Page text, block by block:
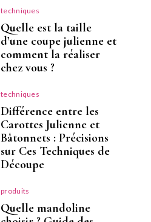
techniques
Quelle est la taille
d’une coupe julienne et
comment la réaliser
chez vous ?
techniques
Différence entre les
Carottes Julienne et
Bâtonnets : Précisions
sur Ces Techniques de
Découpe
produits
Quelle mandoline